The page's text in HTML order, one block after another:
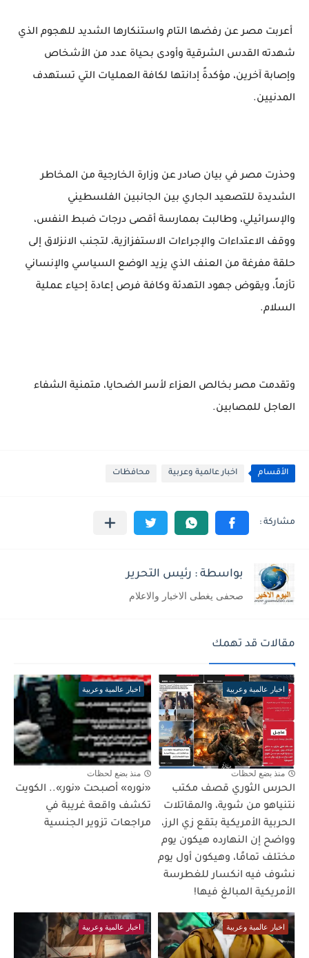
أعربت مصر عن رفضها التام واستنكارها الشديد للهجوم الذي
شهدته القدس الشرقية وأودى بحياة عدد من الأشخاص
وإصابة آخرين، مؤكدةً إدانتها لكافة العمليات التي تستهدف
المدنيين.
وحذرت مصر في بيان صادر عن وزارة الخارجية من المخاطر
الشديدة للتصعيد الجاري بين الجانبين الفلسطيني
والإسرائيلي، وطالبت بممارسة أقصى درجات ضبط النفس،
ووقف الاعتداءات والإجراءات الاستفزازية، لتجنب الانزلاق إلى
حلقة مفرغة من العنف الذي يزيد الوضع السياسي والإنساني
تأزماً، ويقوض جهود التهدئة وكافة فرص إعادة إحياء عملية
السلام.
وتقدمت مصر بخالص العزاء لأسر الضحايا، متمنية الشفاء
العاجل للمصابين.
الأقسام اخبار عالمية وعربية محافظات
بواسطة : رئيس التحرير
صحفى يغطى الاخبار والاعلام
مقالات قد تهمك
اخبار عالمية وعربية
منذ بضع لحظات
الحرس الثوري قصف مكتب
نتنياهو من شوية، والمقاتلات
الحربية الأمريكية بتقع زي الرز،
وواضح إن النهارده هيكون يوم
مختلف تمامًا، وهيكون أول يوم
نشوف فيه انكسار للغطرسة
الأمريكية المبالغ فيها!
اخبار عالمية وعربية
منذ بضع لحظات
«نوره» أصبحت «نور».. الكويت
تكشف واقعة غريبة في
مراجعات تزوير الجنسية
اخبار عالمية وعربية اخبار عالمية وعربية